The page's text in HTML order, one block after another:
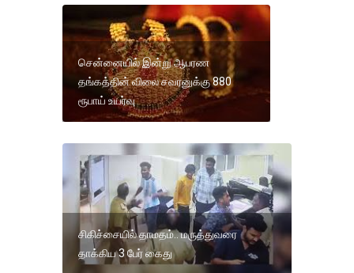
சென்னையில் இன்று ஆபரண
தங்கத்தின் விலை சவரனுக்கு 880
ரூபாய் உயர்வு
சிகிச்சையில் தாமதம்.. மருத்துவரை
தாக்கிய 3 பேர் கைது